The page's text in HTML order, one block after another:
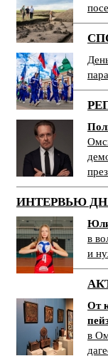
ИНТЕРВЬЮ
в
и
От
в